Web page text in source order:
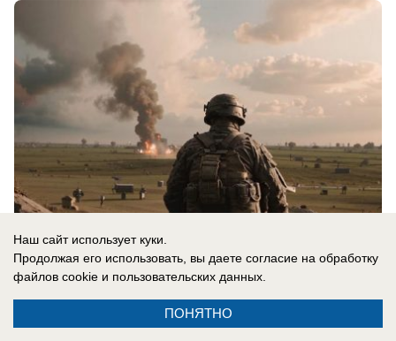
Наш сайт использует куки.
Продолжая его использовать, вы даете согласие на обработку
файлов cookie и пользовательских данных.
ПОНЯТНО